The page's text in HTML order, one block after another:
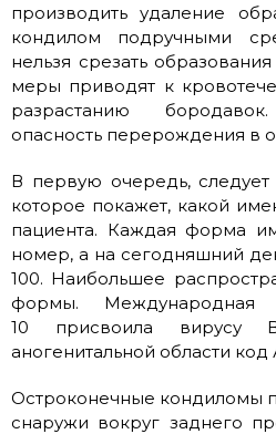
производить удаление
кондилом подручными
нельзя срезать
меры приводят к
разрастанию
опасность перерождения в
В первую очередь,
которое покажет, какой
пациента. Каждая форма
номер, а на сегодняшний
100. Наибольшее
формы. Международная
10 присвоила вирусу
аногенитальной области код
Остроконечные кондиломы
снаружи вокруг заднего